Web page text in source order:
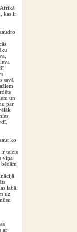
Āfrikā
kas ir
savā
un
par
ko
ir teicis
viņa
labā.
uz
ar